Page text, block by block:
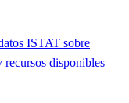
ISTAT sobre
recursos disponibles